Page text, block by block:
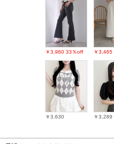
￥3,960 33％off ￥3,465
￥3,630 ￥3,289